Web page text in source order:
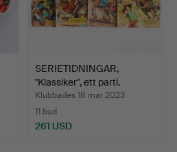
SERIETIDNINGAR,
"Klassiker", ett parti.
Klubbades 18 mar 2023
11 bud
261 USD